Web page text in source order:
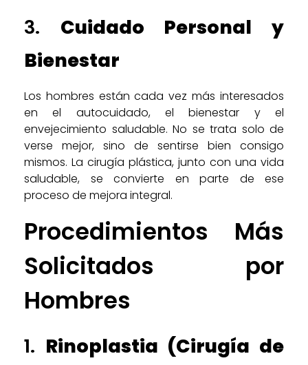
3. Cuidado Personal y
Bienestar
Los hombres están cada vez más interesados
en el autocuidado, el bienestar y el
envejecimiento saludable. No se trata solo de
verse mejor, sino de sentirse bien consigo
mismos. La cirugía plástica, junto con una vida
saludable, se convierte en parte de ese
proceso de mejora integral.
Procedimientos Más
Solicitados por
Hombres
1. Rinoplastia (Cirugía de